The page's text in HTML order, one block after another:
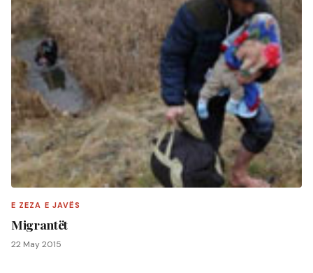
E ZEZA E JAVËS
Migrantët
22 May 2015